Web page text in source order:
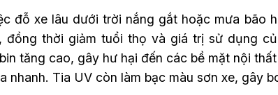
đỗ xe lâu dưới trời nắng gắt hoặc mưa bão
đồng thời giảm tuổi thọ và giá trị sử dụng
tăng cao, gây hư hại đến các bề mặt nội
nhanh. Tia UV còn làm bạc màu sơn xe, gây